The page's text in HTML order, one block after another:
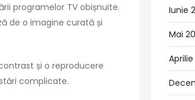
programelor TV obișnuite.
de o imagine curată și
și o reproducere
complicate.
Iunie
Mai